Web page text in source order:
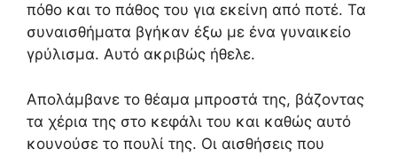
πόθο και το πάθος του για εκείνη από ποτέ. Τα
συναισθήματα βγήκαν έξω με ένα γυναικείο
γρύλισμα. Αυτό ακριβώς ήθελε.
Απολάμβανε το θέαμα μπροστά της, βάζοντας
τα χέρια της στο κεφάλι του και καθώς αυτό
κουνούσε το πουλί της. Οι αισθήσεις που